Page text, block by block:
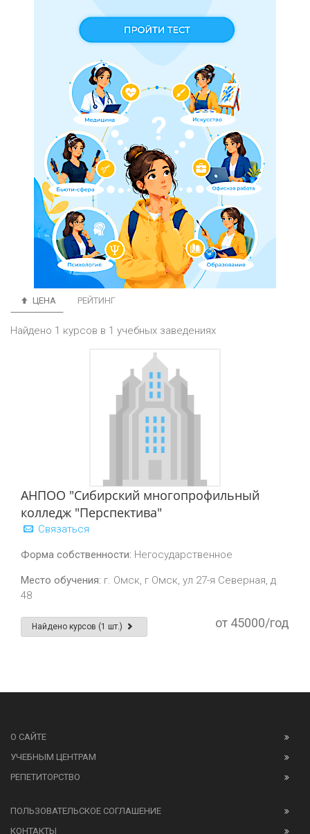
ЦЕНА РЕЙТИНГ
Найдено 1 курсов в 1 учебных заведениях
АНПОО "Сибирский многопрофильный
колледж "Перспектива"
Связаться
Форма собственности: Негосударственное
Место обучения: г. Омск, г Омск, ул 27-я Северная, д
48
Найдено курсов (1 шт.) от 45000/год
О САЙТЕ
УЧЕБНЫМ ЦЕНТРАМ
РЕПЕТИТОРСТВО
ПОЛЬЗОВАТЕЛЬСКОЕ СОГЛАШЕНИЕ
КОНТАКТЫ